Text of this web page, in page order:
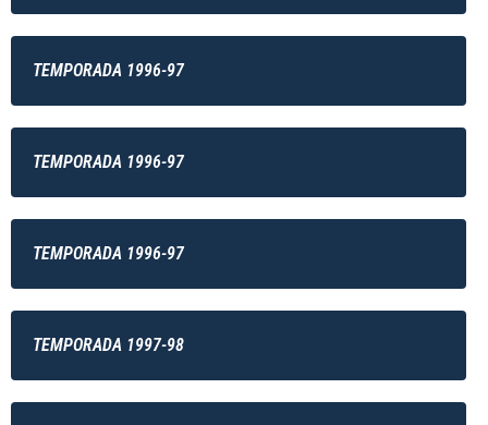
TEMPORADA 1996-97
TEMPORADA 1996-97
TEMPORADA 1996-97
TEMPORADA 1997-98